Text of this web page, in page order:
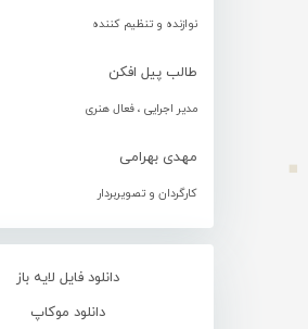
نوازنده و تنظیم کننده
طالب پیل افکن
مدیر اجرایی ، فعال هنری
مهدی بهرامی
کارگردان و تصویربردار
دانلود فایل لایه باز
دانلود موکاپ